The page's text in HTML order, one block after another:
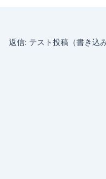
返信: テスト投稿（書き込